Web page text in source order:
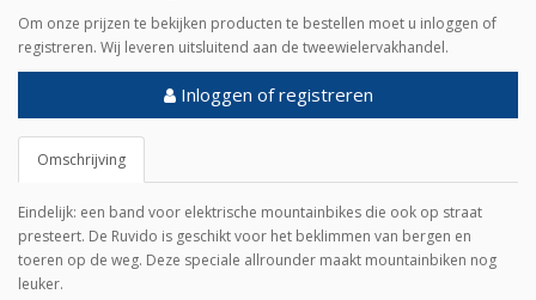
Omschrijving
Eindelijk: een band voor elektrische mountainbikes die ook op straat
presteert. De Ruvido is geschikt voor het beklimmen van bergen en
toeren op de weg. Deze speciale allrounder maakt mountainbiken nog
leuker.
Om onze prijzen te bekijken producten te bestellen moet u inloggen of
registreren. Wij leveren uitsluitend aan de tweewielervakhandel.
Inloggen of registreren